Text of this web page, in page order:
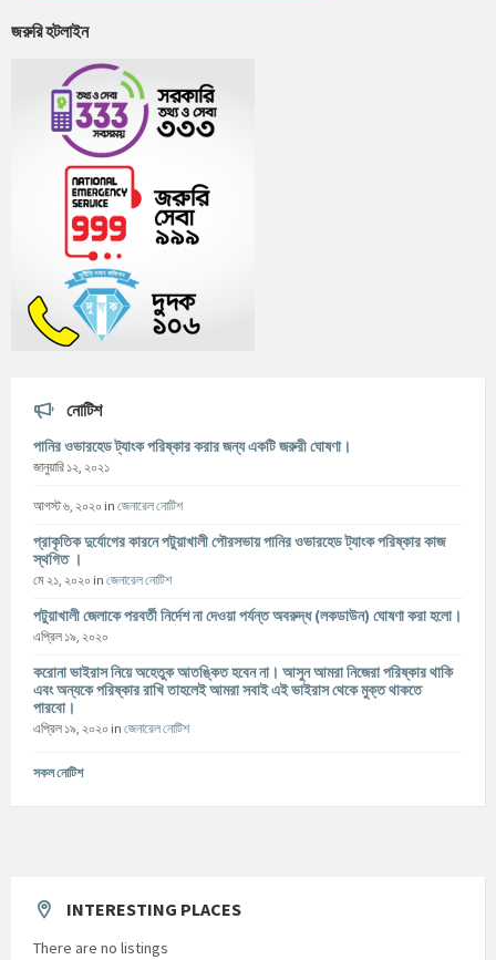
জরুরি হটলাইন
নোটিশ
পানির ওভারহেড ট্যাংক পরিষ্কার করার জন্য একটি জরুরী ঘোষণা।
জানুয়ারি ১২, ২০২১
আগস্ট ৬, ২০২০ in জেনারেল নোটিশ
প্রাকৃতিক দুর্যোগের কারনে পটুয়াখালী পৌরসভায় পানির ওভারহেড ট্যাংক পরিষ্কার কাজ
স্থগিত ।
মে ২১, ২০২০ in জেনারেল নোটিশ
পটুয়াখালী জেলাকে পরবর্তী নির্দেশ না দেওয়া পর্যন্ত অবরুদ্ধ (লকডাউন) ঘোষণা করা হলো।
এপ্রিল ১৯, ২০২০
করোনা ভাইরাস নিয়ে অহেতুক আতঙ্কিত হবেন না। আসুন আমরা নিজেরা পরিষ্কার থাকি
এবং অন্যকে পরিষ্কার রাখি তাহলেই আমরা সবাই এই ভাইরাস থেকে মুক্ত থাকতে
পারবো।
এপ্রিল ১৯, ২০২০ in জেনারেল নোটিশ
সকল নোটিশ
INTERESTING PLACES
There are no listings